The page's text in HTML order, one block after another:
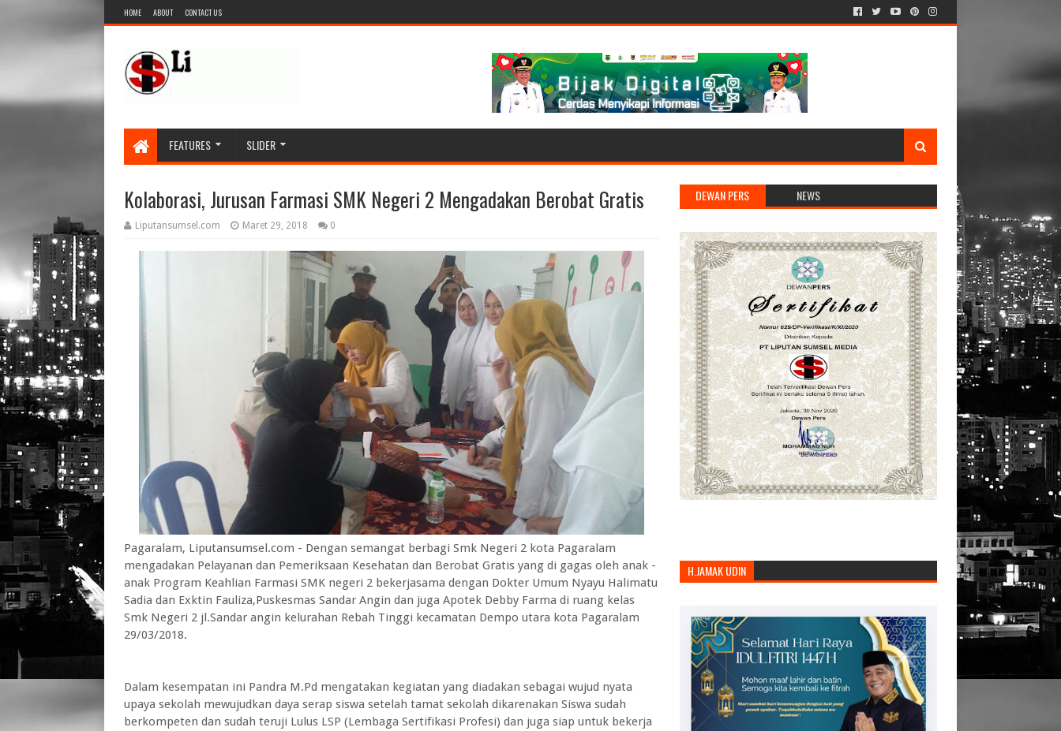
HOME ABOUT CONTACT US
FEATURES SLIDER
Kolaborasi, Jurusan Farmasi SMK Negeri 2 Mengadakan Berobat Gratis
Liputansumsel.com Maret 29, 2018 0
Pagaralam, Liputansumsel.com - Dengan semangat berbagi Smk Negeri 2 kota Pagaralam
mengadakan Pelayanan dan Pemeriksaan Kesehatan dan Berobat Gratis yang di gagas oleh anak -
anak Program Keahlian Farmasi SMK negeri 2 bekerjasama dengan Dokter Umum Nyayu Halimatu
Sadia dan Exktin Fauliza,Puskesmas Sandar Angin dan juga Apotek Debby Farma di ruang kelas
Smk Negeri 2 jl.Sandar angin kelurahan Rebah Tinggi kecamatan Dempo utara kota Pagaralam
29/03/2018.
Dalam kesempatan ini Pandra M.Pd mengatakan kegiatan yang diadakan sebagai wujud nyata
upaya sekolah mewujudkan daya serap siswa setelah tamat sekolah dikarenakan Siswa sudah
berkompeten dan sudah teruji Lulus LSP (Lembaga Sertifikasi Profesi) dan juga siap untuk bekerja
DEWAN PERS NEWS
H.JAMAK UDIN